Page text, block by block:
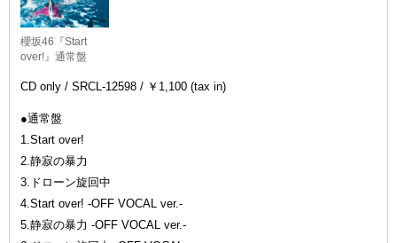
櫻坂46『Start
over!』通常盤
CD only / SRCL-12598 / ￥1,100 (tax in)
●通常盤
1.Start over!
2.静寂の暴力
3.ドローン旋回中
4.Start over! -OFF VOCAL ver.-
5.静寂の暴力 -OFF VOCAL ver.-